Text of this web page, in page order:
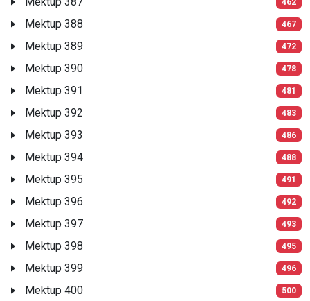
Mektup 388 467
Mektup 389 472
Mektup 390 478
Mektup 391 481
Mektup 392 483
Mektup 393 486
Mektup 394 488
Mektup 395 491
Mektup 396 492
Mektup 397 493
Mektup 398 495
Mektup 399 496
Mektup 400 500